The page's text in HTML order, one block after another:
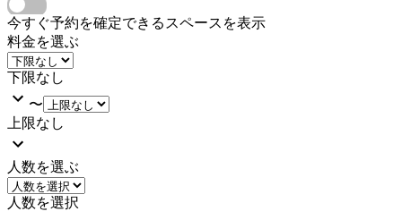
今すぐ予約を確定できるスペースを表示
料金を選ぶ
下限なし
〜
上限なし
人数を選ぶ
人数を選択